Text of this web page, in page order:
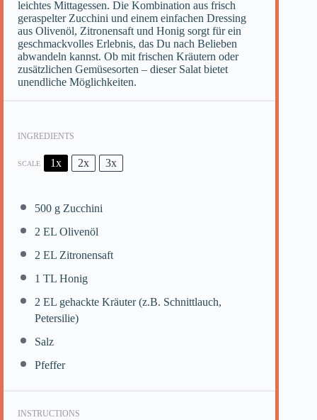
leichtes Mittagessen. Die Kombination aus frisch
geraspelter Zucchini und einem einfachen Dressing
aus Olivenöl, Zitronensaft und Honig sorgt für ein
geschmackvolles Erlebnis, das Du nach Belieben
abwandeln kannst. Ob mit frischen Kräutern oder
zusätzlichen Gemüsesorten – dieser Salat bietet
unendliche Möglichkeiten.
INGREDIENTS
SCALE 1x 2x 3x
500 g Zucchini
2 EL Olivenöl
2 EL Zitronensaft
1 TL Honig
2 EL gehackte Kräuter (z.B. Schnittlauch,
Petersilie)
Salz
Pfeffer
INSTRUCTIONS